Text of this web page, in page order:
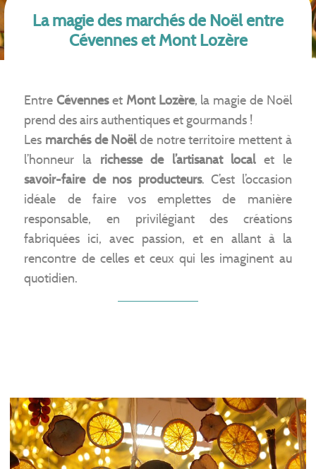
La magie des marchés de Noël entre
Cévennes et Mont Lozère
EntreCévenneset Mont Lozère, la magie de Noël
prend des airs authentiques et gourmands !
Les marchés de Noëlde notre territoire mettent à
l’honneur la richesse de l’artisanat localet le
savoir-faire de nos producteurs. C’est l’occasion
idéale de faire vos emplettes de manière
responsable, en privilégiant des créations
fabriquées ici, avec passion, et en allant à la
rencontre de celles et ceux qui les imaginent au
quotidien.